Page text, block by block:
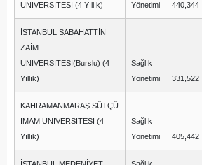
ÜNİVERSİTESİ (4 Yıllık)
Yönetimi
440,344
İSTANBUL SABAHATTİN
ZAİM
ÜNİVERSİTESİ(Burslu) (4
Yıllık)
Sağlık
Yönetimi
331,522
KAHRAMANMARAŞ SÜTÇÜ
İMAM ÜNİVERSİTESİ (4
Yıllık)
Sağlık
Yönetimi
405,442